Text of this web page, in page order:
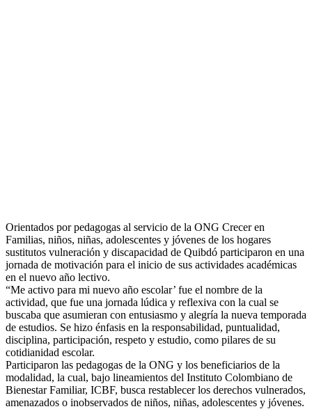
Orientados por pedagogas al servicio de la ONG Crecer en
Familias, niños, niñas, adolescentes y jóvenes de los hogares
sustitutos vulneración y discapacidad de Quibdó participaron en una
jornada de motivación para el inicio de sus actividades académicas
en el nuevo año lectivo.
“Me activo para mi nuevo año escolar’ fue el nombre de la
actividad, que fue una jornada lúdica y reflexiva con la cual se
buscaba que asumieran con entusiasmo y alegría la nueva temporada
de estudios. Se hizo énfasis en la responsabilidad, puntualidad,
disciplina, participación, respeto y estudio, como pilares de su
cotidianidad escolar.
Participaron las pedagogas de la ONG y los beneficiarios de la
modalidad, la cual, bajo lineamientos del Instituto Colombiano de
Bienestar Familiar, ICBF, busca restablecer los derechos vulnerados,
amenazados o inobservados de niños, niñas, adolescentes y jóvenes.